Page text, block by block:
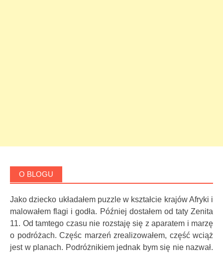
O BLOGU
Jako dziecko układałem puzzle w kształcie krajów Afryki i
malowałem flagi i godła. Później dostałem od taty Zenita
11. Od tamtego czasu nie rozstaję się z aparatem i marzę
o podróżach. Częśc marzeń zrealizowałem, część wciąż
jest w planach. Podróżnikiem jednak bym się nie nazwał.